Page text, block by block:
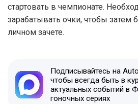
стартовать в чемпионате.
зарабатывать очки, чтобы затем
личном зачете.
Подписывайтесь на
чтобы всегда быть в
актуальных событий в
гоночных сериях